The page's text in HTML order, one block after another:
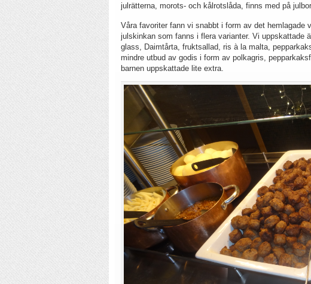
julrätterna, morots- och kålrotslåda, finns med på
Våra favoriter fann vi snabbt i form av det hemlagade
julskinkan som fanns i flera varianter. Vi uppskattade
glass, Daimtårta, fruktsallad, ris à la malta,
mindre utbud av godis i form av polkagris,
barnen uppskattade lite extra.